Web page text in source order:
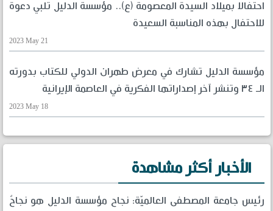
احتفالا بميلاد السيدة المعصومة (ع).. مؤسسة الدليل تلبي دعوة
للاحتفال بهذه المناسبة السعيدة
2023 May 21
مؤسسة الدليل تشارك في معرض طهران الدولي للكتاب بدورته
الـ ٣٤ وتنشر آخر إصداراتها الفكرية في العاصمة الإيرانية
2023 May 18
الأخبار أكثر مشاهدة
رئيس جامعة المصطفى العالميّة: نجاح مؤسسة الدليل هو نجاحٌ